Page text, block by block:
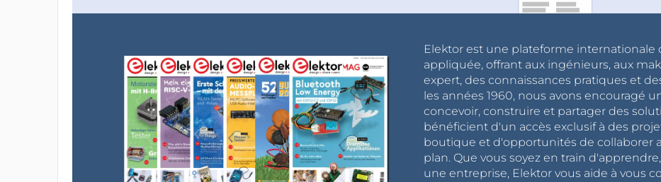
Elektor est une plateforme internationale
appliquée, offrant aux ingénieurs, aux
expert, des connaissances pratiques et
les années 1960, nous avons encouragé
concevoir, construire et partager des
bénéficient d'un accès exclusif à des
boutique et d'opportunités de collaborer
plan. Que vous soyez en train
une entreprise, Elektor vous aide à vous